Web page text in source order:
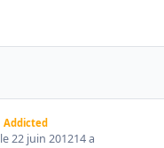
Addicted
le 22 juin 201214 a